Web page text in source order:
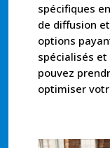
spécifiques
de diffusion
options
spécialisés
pouvez
optimiser